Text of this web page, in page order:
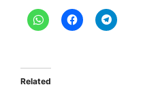
Related